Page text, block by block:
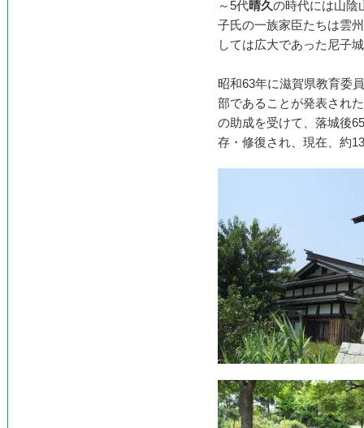
～5代晴久の時代には山陰
子氏の一族家臣たちは雲
しては広大であった尼子
昭和63年に滋賀県教育委
部であることが発表され
の助成を受けて、落城後
存・修復され、現在、約